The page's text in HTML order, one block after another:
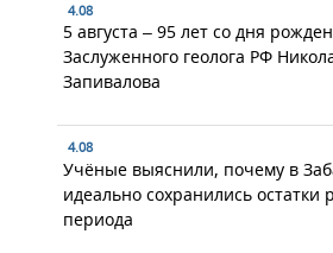
4.08
5 августа – 95 лет со дня
Заслуженного геолога РФ
Запивалова
4.08
Учёные выяснили, почему в
идеально сохранились остатки
периода